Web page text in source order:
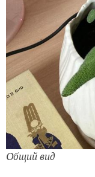
Общий вид